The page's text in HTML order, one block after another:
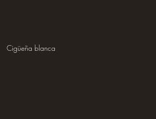
Cigüeña blanca